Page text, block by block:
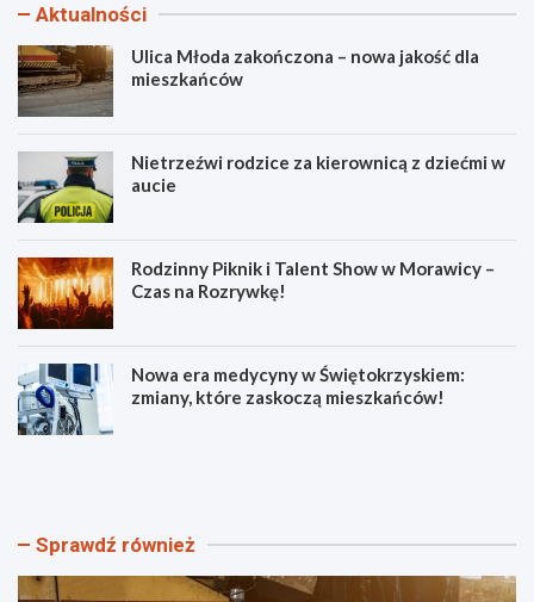
Aktualności
Ulica Młoda zakończona – nowa jakość dla
mieszkańców
Nietrzeźwi rodzice za kierownicą z dziećmi w
aucie
Rodzinny Piknik i Talent Show w Morawicy –
Czas na Rozrywkę!
Nowa era medycyny w Świętokrzyskiem:
zmiany, które zaskoczą mieszkańców!
U
M
o
N
z
ź
Sprawdź również